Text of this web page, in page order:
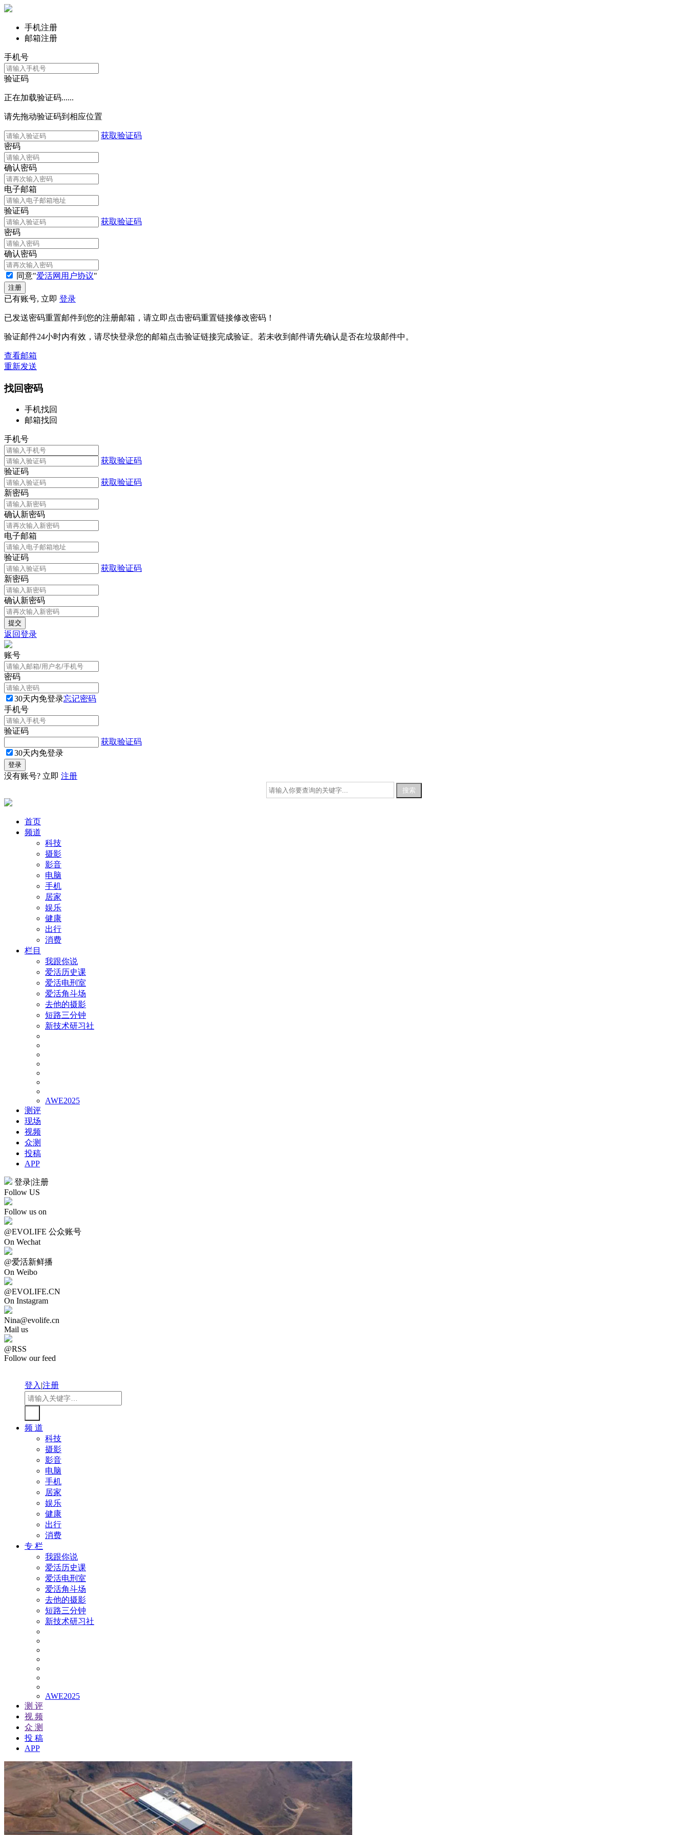
手机注册
邮箱注册
手机号
验证码
正在加载验证码......
请先拖动验证码到相应位置
获取验证码
密码
确认密码
电子邮箱
验证码
获取验证码
密码
确认密码
同意"爱活网用户协议"
已有账号, 立即 登录
已发送密码重置邮件到您的注册邮箱，请立即点击密码重置链接修改密码！
验证邮件24小时内有效，请尽快登录您的邮箱点击验证链接完成验证。若未收到邮件请先确认是否在垃圾邮件中。
查看邮箱
重新发送
找回密码
手机找回
邮箱找回
手机号
获取验证码
验证码
获取验证码
新密码
确认新密码
电子邮箱
验证码
获取验证码
新密码
确认新密码
返回登录
账号
密码
30天内免登录忘记密码
手机号
验证码
获取验证码
30天内免登录
没有账号? 立即 注册
首页
频道
科技
摄影
影音
电脑
手机
居家
娱乐
健康
出行
消费
栏目
我跟你说
爱活历史课
爱活电刑室
爱活角斗场
去他的摄影
短路三分钟
新技术研习社
AWE2025
测评
现场
视频
众测
投稿
APP
登录|注册
Follow US
Follow us on
@EVOLIFE 公众账号
On Wechat
@爱活新鲜播
On Weibo
@EVOLIFE.CN
On Instagram
Nina@evolife.cn
Mail us
@RSS
Follow our feed
登入|注册
频 道
科技
摄影
影音
电脑
手机
居家
娱乐
健康
出行
消费
专 栏
我跟你说
爱活历史课
爱活电刑室
爱活角斗场
去他的摄影
短路三分钟
新技术研习社
AWE2025
测 评
视 频
众 测
投 稿
APP